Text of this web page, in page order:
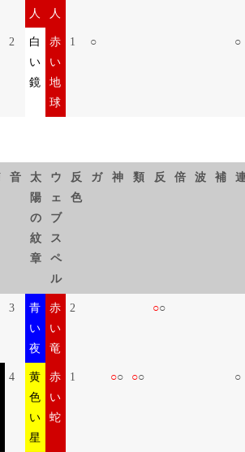
人
人
2
白
い
鏡
赤
い
地
球
1 ○ ○
音
太
陽
の
紋
章
ウ
ェ
ブ
ス
ペ
ル
反
色
ガ 神 類 反 倍 波 補
3
青
い
夜
赤
い
竜
2 ○○
4
黄
色
い
星
赤
い
蛇
1 ○○ ○○ ○